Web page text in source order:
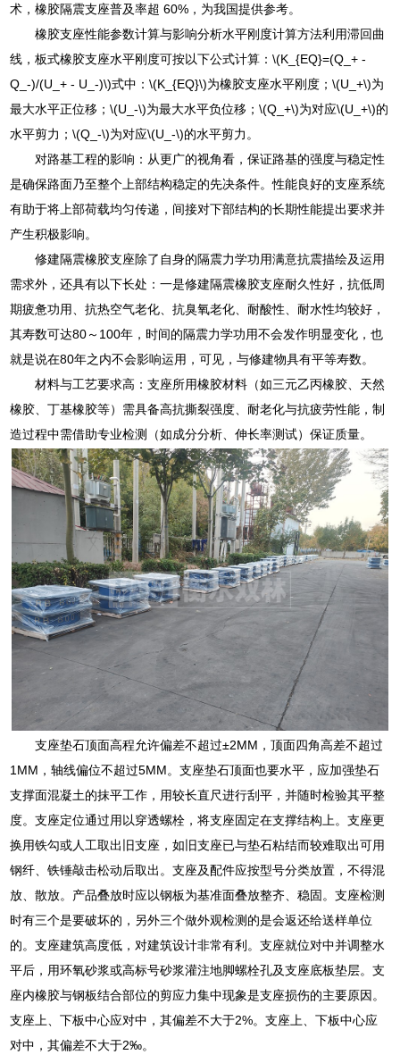
术，橡胶隔震支座普及率超 60%，为我国提供参考。
橡胶支座性能参数计算与影响分析水平刚度计算方法利用滞回曲
线，板式橡胶支座水平刚度可按以下公式计算：\(K_{EQ}=(Q_+ -
Q_-)/(U_+ - U_-)\)式中：\(K_{EQ}\)为橡胶支座水平刚度；\(U_+\)为
最大水平正位移；\(U_-\)为最大水平负位移；\(Q_+\)为对应\(U_+\)的
水平剪力；\(Q_-\)为对应\(U_-\)的水平剪力。
对路基工程的影响：从更广的视角看，保证路基的强度与稳定性
是确保路面乃至整个上部结构稳定的先决条件。性能良好的支座系统
有助于将上部荷载均匀传递，间接对下部结构的长期性能提出要求并
产生积极影响。
修建隔震橡胶支座除了自身的隔震力学功用满意抗震描绘及运用
需求外，还具有以下长处：一是修建隔震橡胶支座耐久性好，抗低周
期疲惫功用、抗热空气老化、抗臭氧老化、耐酸性、耐水性均较好，
其寿数可达80～100年，时间的隔震力学功用不会发作明显变化，也
就是说在80年之内不会影响运用，可见，与修建物具有平等寿数。
材料与工艺要求高：支座所用橡胶材料（如三元乙丙橡胶、天然
橡胶、丁基橡胶等）需具备高抗撕裂强度、耐老化与抗疲劳性能，制
造过程中需借助专业检测（如成分分析、伸长率测试）保证质量。
支座垫石顶面高程允许偏差不超过±2MM，顶面四角高差不超过
1MM，轴线偏位不超过5MM。支座垫石顶面也要水平，应加强垫石
支撑面混凝土的抹平工作，用较长直尺进行刮平，并随时检验其平整
度。支座定位通过用以穿透螺栓，将支座固定在支撑结构上。支座更
换用铁勾或人工取出旧支座，如旧支座已与垫石粘结而较难取出可用
钢纤、铁锤敲击松动后取出。支座及配件应按型号分类放置，不得混
放、散放。产品叠放时应以钢板为基准面叠放整齐、稳固。支座检测
时有三个是要破坏的，另外三个做外观检测的是会返还给送样单位
的。支座建筑高度低，对建筑设计非常有利。支座就位对中并调整水
平后，用环氧砂浆或高标号砂浆灌注地脚螺栓孔及支座底板垫层。支
座内橡胶与钢板结合部位的剪应力集中现象是支座损伤的主要原因。
支座上、下板中心应对中，其偏差不大于2%。支座上、下板中心应
对中，其偏差不大于2‰。